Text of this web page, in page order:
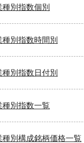
種別指数個別
種別指数時間別
種別指数日付別
種別指数一覧
種別構成銘柄価格一覧